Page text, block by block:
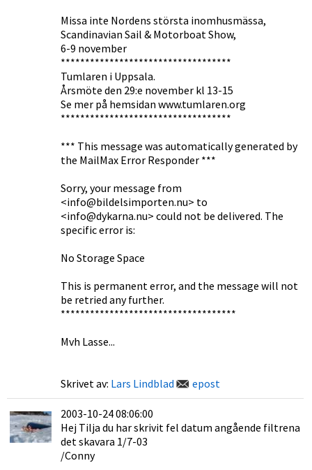
Missa inte Nordens största inomhusmässa,
Scandinavian Sail & Motorboat Show,
6-9 november
***********************************
Tumlaren i Uppsala.
Årsmöte den 29:e november kl 13-15
Se mer på hemsidan www.tumlaren.org
***********************************
*** This message was automatically generated by
the MailMax Error Responder ***
Sorry, your message from
<info@bildelsimporten.nu> to
<info@dykarna.nu> could not be delivered. The
specific error is:
No Storage Space
This is permanent error, and the message will not
be retried any further.
************************************
Mvh Lasse...
Skrivet av: Lars Lindblad epost
2003-10-24 08:06:00
Hej Tilja du har skrivit fel datum angående filtrena
det skavara 1/7-03
/Conny